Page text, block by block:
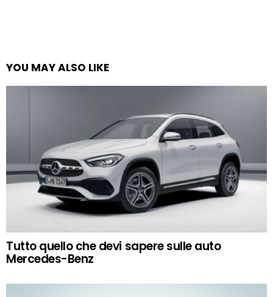
YOU MAY ALSO LIKE
Tutto quello che devi sapere sulle auto
Mercedes-Benz